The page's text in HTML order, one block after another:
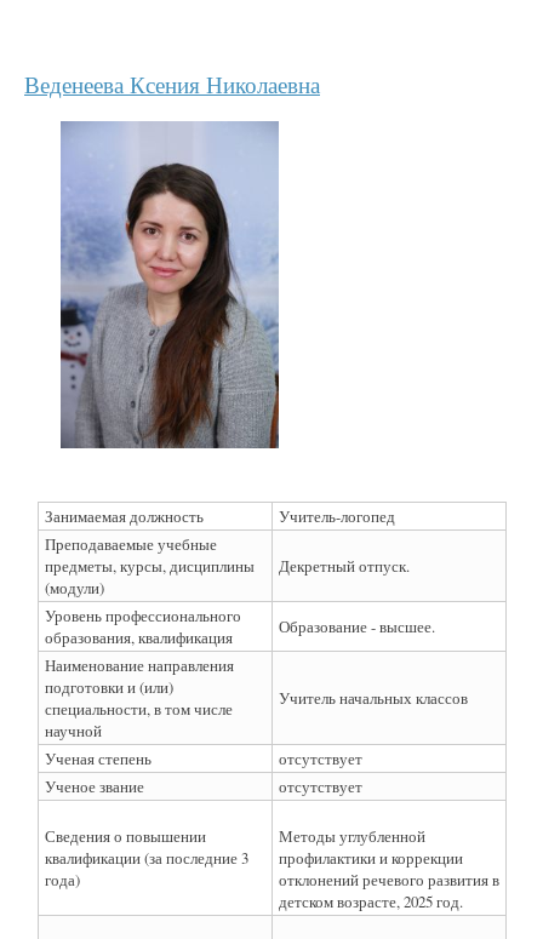
Веденеева Ксения Николаевна
Занимаемая должность
Учитель-логопед
Преподаваемые учебные
предметы, курсы, дисциплины
(модули)
Декретный отпуск.
Уровень профессионального
образования, квалификация
Образование - высшее.
Наименование направления
подготовки и (или)
специальности, в том числе
научной
Учитель начальных классов
Ученая степень
отсутствует
Ученое звание
отсутствует
Сведения о повышении
квалификации (за последние 3
года)
Методы углубленной
профилактики и коррекции
отклонений речевого развития в
детском возрасте, 2025 год.